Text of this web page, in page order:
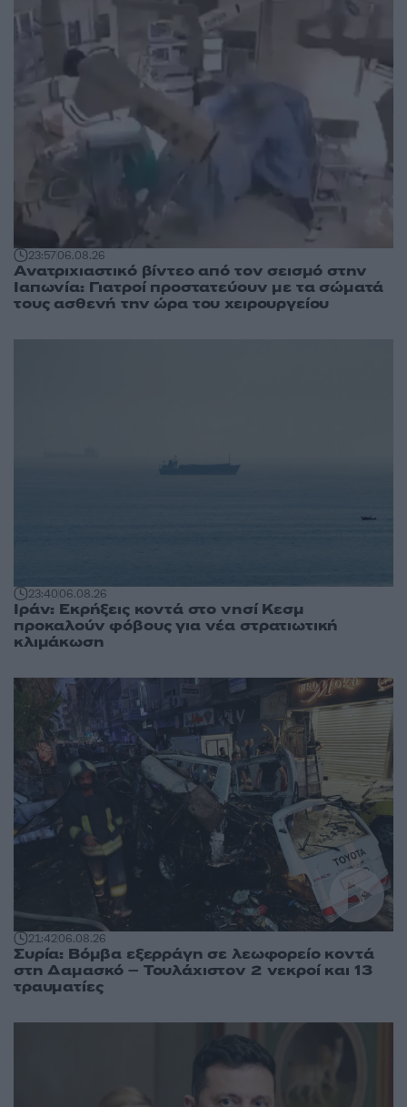
23:5706.08.26
Ανατριχιαστικό βίντεο από τον σεισμό στην
Ιαπωνία: Γιατροί προστατεύουν με τα σώματά
τους ασθενή την ώρα του χειρουργείου
23:4006.08.26
Ιράν: Εκρήξεις κοντά στο νησί Κεσμ
προκαλούν φόβους για νέα στρατιωτική
κλιμάκωση
21:4206.08.26
Συρία: Βόμβα εξερράγη σε λεωφορείο κοντά
στη Δαμασκό – Τουλάχιστον 2 νεκροί και 13
τραυματίες